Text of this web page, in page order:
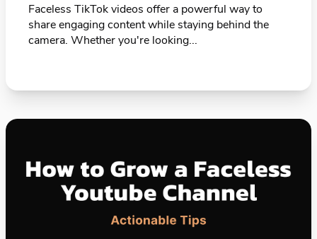
Faceless TikTok videos offer a powerful way to
share engaging content while staying behind the
camera. Whether you're looking...